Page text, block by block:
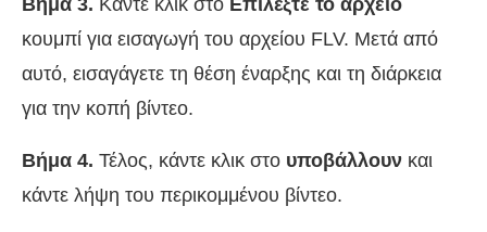
κουμπί για εισαγωγή του αρχείου FLV. Μετά από
αυτό, εισαγάγετε τη θέση έναρξης και τη διάρκεια
για την κοπή βίντεο.
Βήμα 4. Τέλος, κάντε κλικ στο υποβάλλουν και
κάντε λήψη του περικομμένου βίντεο.